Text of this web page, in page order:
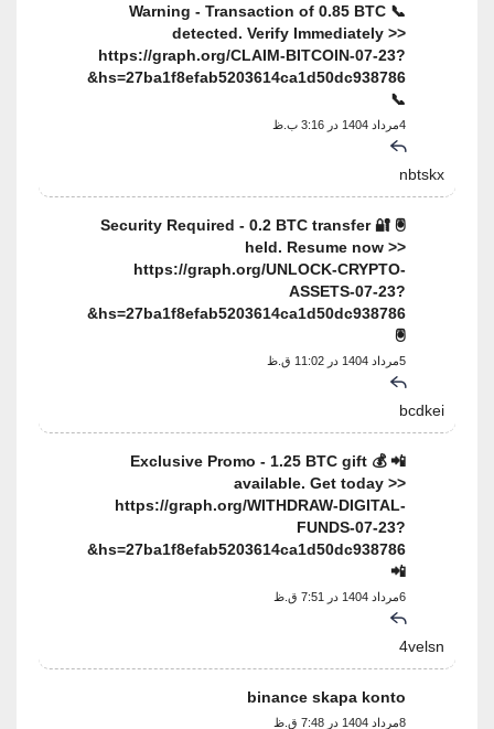
📞 Warning - Transaction of 0.85 BTC
detected. Verify Immediately >>
https://graph.org/CLAIM-BITCOIN-07-23?
hs=27ba1f8efab5203614ca1d50dc938786&
nbtskx
🖲 🔐 Security Required - 0.2 BTC transfer
held. Resume now >>
https://graph.org/UNLOCK-CRYPTO-
ASSETS-07-23?
hs=27ba1f8efab5203614ca1d50dc938786&
bcdkei
📲 💰 Exclusive Promo - 1.25 BTC gift
available. Get today >>
https://graph.org/WITHDRAW-DIGITAL-
FUNDS-07-23?
hs=27ba1f8efab5203614ca1d50dc938786&
4velsn
binance skapa konto